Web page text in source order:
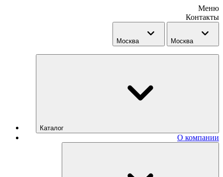
Меню
Контакты
Москва Москва
Каталог
О компании